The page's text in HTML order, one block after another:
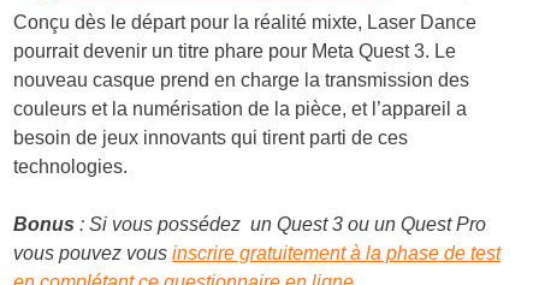
Conçu dès le départ pour la réalité mixte, Laser Dance
pourrait devenir un titre phare pour Meta Quest 3. Le
nouveau casque prend en charge la transmission des
couleurs et la numérisation de la pièce, et l’appareil a
besoin de jeux innovants qui tirent parti de ces
technologies.
Bonus : Si vous possédez un Quest 3 ou un Quest Pro
vous pouvez vousinscrire gratuitement à la phase de test